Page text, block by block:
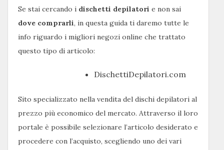
Se stai cercando i dischetti depilatori e non sai
dove comprarli, in questa guida ti daremo tutte le
info riguardo i migliori negozi online che trattato
questo tipo di articolo:
DischettiDepilatori.com
Sito specializzato nella vendita del dischi depilatori al
prezzo più economico del mercato. Attraverso il loro
portale è possibile selezionare l’articolo desiderato e
procedere con l’acquisto, scegliendo uno dei vari